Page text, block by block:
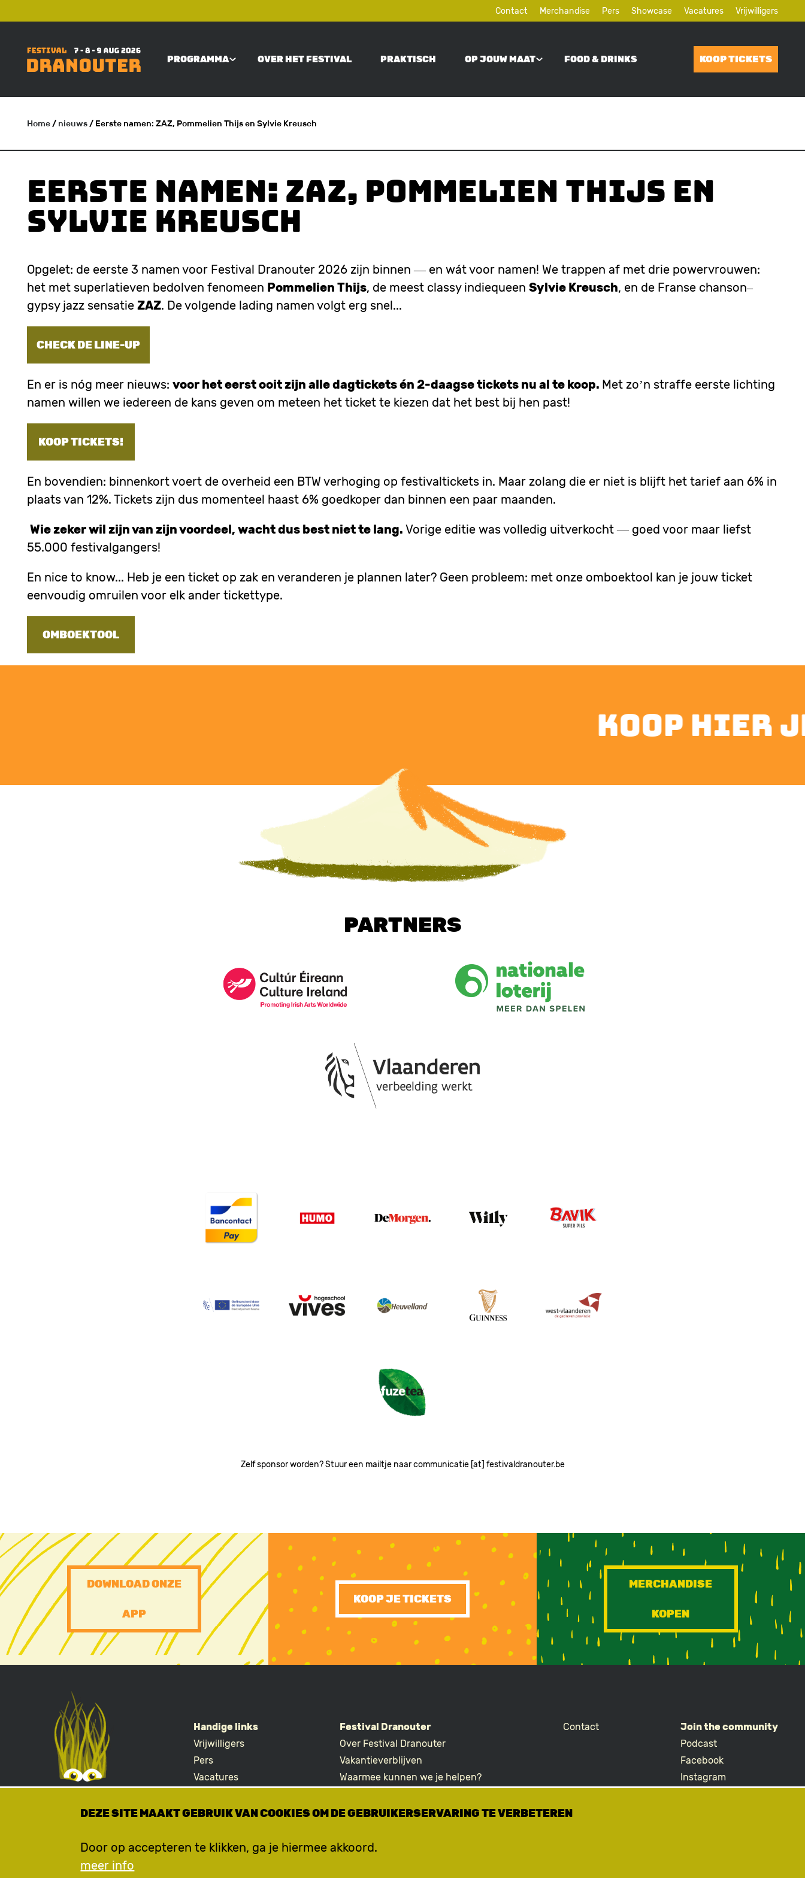
gaan
Contact Merchandise Pers Showcase Vacatures Vrijwilligers
PROGRAMMA OVER HET FESTIVAL PRAKTISCH OP JOUW MAAT FOOD & DRINKS KOOP TICKETS
KRUIMELPAD
Home/ nieuws/ Eerste namen: ZAZ, Pommelien Thijs en Sylvie Kreusch
Eerste namen: ZAZ, Pommelien Thijs en
Sylvie Kreusch
Opgelet: de eerste 3 namen voor Festival Dranouter 2026 zijn binnen — en wát voor namen! We trappen af met drie powervrouwen:
het met superlatieven bedolven fenomeen Pommelien Thijs, de meest classy indiequeen Sylvie Kreusch, en de Franse chanson–
gypsy jazz sensatie ZAZ. De volgende lading namen volgt erg snel...
CHECK DE LINE-UP
En er is nóg meer nieuws: voor het eerst ooit zijn alle dagtickets én 2-daagse tickets nu al te koop. Met zo’n straffe eerste lichting
namen willen we iedereen de kans geven om meteen het ticket te kiezen dat het best bij hen past!
KOOP TICKETS!
En bovendien: binnenkort voert de overheid een BTW verhoging op festivaltickets in. Maar zolang die er niet is blijft het tarief aan 6% in
plaats van 12%. Tickets zijn dus momenteel haast 6% goedkoper dan binnen een paar maanden.
Wie zeker wil zijn van zijn voordeel, wacht dus best niet te lang. Vorige editie was volledig uitverkocht — goed voor maar liefst
55.000 festivalgangers!
En nice to know... Heb je een ticket op zak en veranderen je plannen later? Geen probleem: met onze omboektool kan je jouw ticket
eenvoudig omruilen voor elk ander tickettype.
OMBOEKTOOL
koop hier
PARTNERS
Image
Image
Image
Image
Image
Image Image
Image Image Image Image Image
Image
Zelf sponsor worden? Stuur een mailtje naar communicatie [at] festivaldranouter.be
PRE
FOOTER
CTA
DOWNLOAD ONZE
APP
KOOP JE TICKETS
MERCHANDISE
KOPEN
FOOTER
Handige links
Vrijwilligers
Pers
Vacatures
Festival Dranouter
Over Festival Dranouter
Vakantieverblijven
Waarmee kunnen we je helpen?
Contact
Join the community
Podcast
Facebook
Instagram
DEZE SITE MAAKT GEBRUIK VAN COOKIES OM DE GEBRUIKERSERVARING TE VERBETEREN
Door op accepteren te klikken, ga je hiermee akkoord.
meer info